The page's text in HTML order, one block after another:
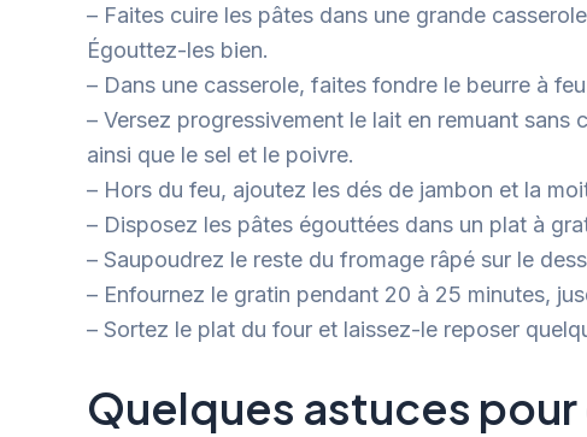
– Faites cuire les pâtes dans une grande
Égouttez-les bien.
– Dans une casserole, faites fondre le beurre à
– Versez progressivement le lait en remuant sans
ainsi que le sel et le poivre.
– Hors du feu, ajoutez les dés de jambon et la
– Disposez les pâtes égouttées dans un plat à
– Saupoudrez le reste du fromage râpé sur le
– Enfournez le gratin pendant 20 à 25 minutes,
– Sortez le plat du four et laissez-le reposer
Quelques astuces